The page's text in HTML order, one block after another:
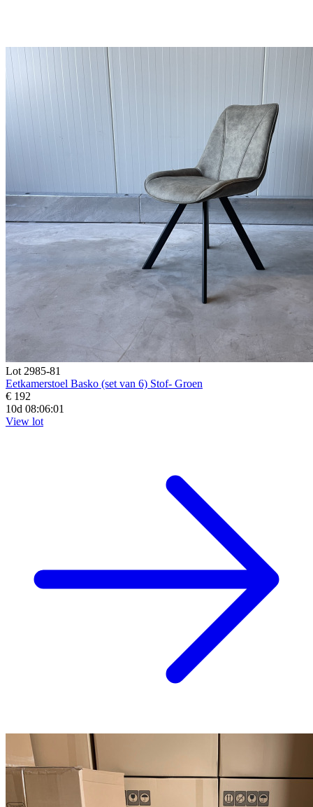
Lot 2985-81
Eetkamerstoel Basko (set van 6) Stof- Groen
€ 192
10d 08:05:59
View lot